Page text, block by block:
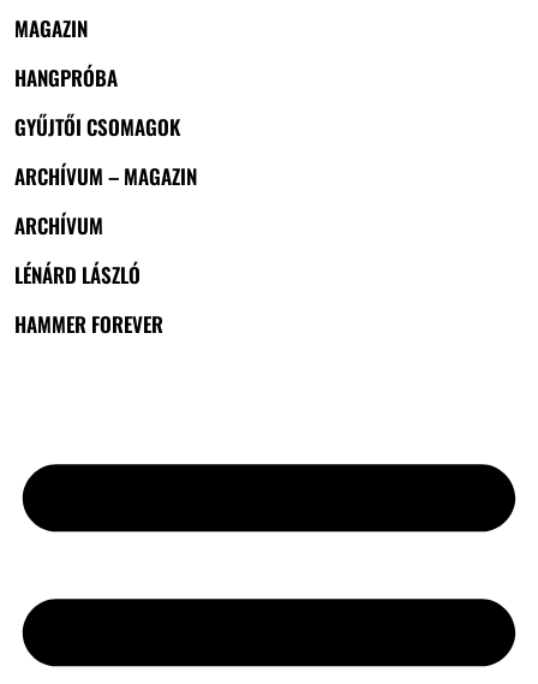
MAGAZIN
HANGPRÓBA
GYŰJTŐI CSOMAGOK
ARCHÍVUM – MAGAZIN
ARCHÍVUM
LÉNÁRD LÁSZLÓ
HAMMER FOREVER